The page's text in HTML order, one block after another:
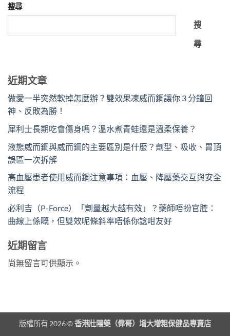
搜尋
搜
尋
近期文章
做愛一半突然軟掉怎麼辦？雙效果凍威而鋼讓你 3 分鐘回
神、反敗為勝！
犀利士長期吃會傷身嗎？溫水煮青蛙還是溫柔保養？
液態威而鋼與威而鋼的主要區別是什麼？劑型、吸收、胃頂
誤區一次拆解
高血壓患者使用威而鋼注意事項：血壓、降壓藥交互與安全
流程
必利吉（P-Force）「劑量越大越有效」？藥師唔扮官腔：
曲線上係嘅，但雙效呢條斜率唔係你諗咁友好
近期留言
尚無留言可供顯示。
版權所有 2026 ©香港壯陽藥（偉哥）增大增粗保健品專賣店